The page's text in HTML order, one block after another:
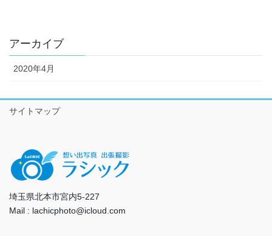
アーカイブ
2020年4月
サイトマップ
埼玉県北本市宮内5-227
Mail : lachicphoto@icloud.com